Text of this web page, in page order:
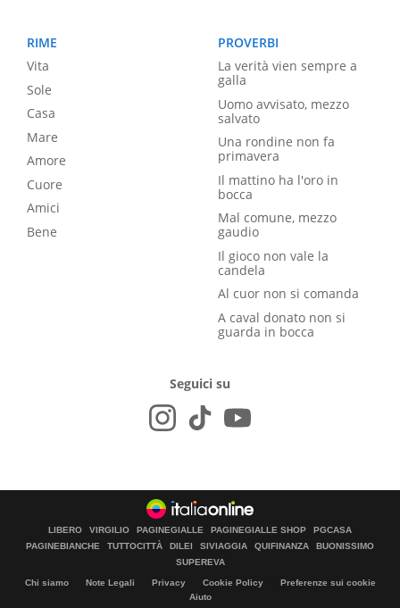
RIME
Vita
Sole
Casa
Mare
Amore
Cuore
Amici
Bene
PROVERBI
La verità vien sempre a
galla
Uomo avvisato, mezzo
salvato
Una rondine non fa
primavera
Il mattino ha l'oro in
bocca
Mal comune, mezzo
gaudio
Il gioco non vale la
candela
Al cuor non si comanda
A caval donato non si
guarda in bocca
Seguici su
LIBERO VIRGILIO PAGINEGIALLE PAGINEGIALLE SHOP
PGCASA
PAGINEBIANCHE
TUTTOCITTÀ DILEI SIVIAGGIA QUIFINANZA
BUONISSIMO
SUPEREVA
Chi siamo Note Legali Privacy Cookie Policy
Preferenze sui cookie
Aiuto